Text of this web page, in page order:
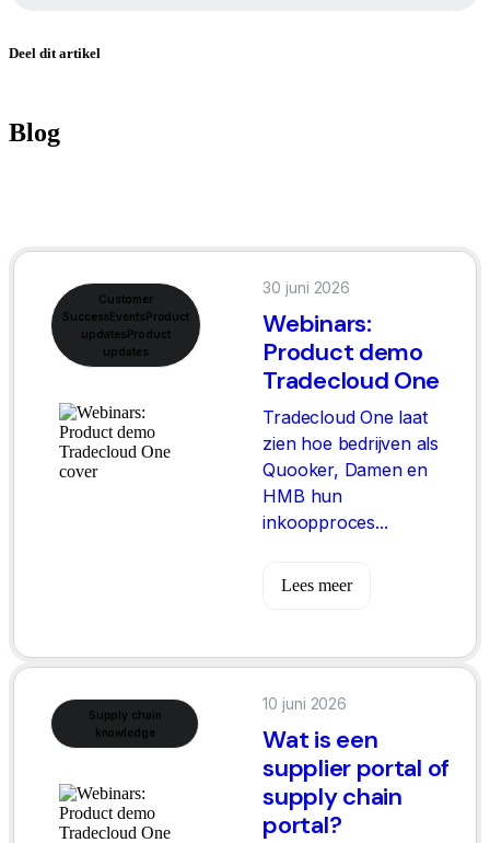
Deel dit artikel
Blog
Customer
SuccessEventsProduct
updatesProduct
updates
30 juni 2026
Webinars:
Product demo
Tradecloud One
Tradecloud One laat
zien hoe bedrijven als
Quooker, Damen en
HMB hun
inkoopproces...
Lees meer
Supply chain
knowledge
10 juni 2026
Wat is een
supplier portal of
supply chain
portal?